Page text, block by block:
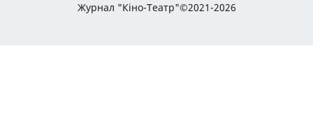
Журнал "Кіно-Театр"©2021-2026